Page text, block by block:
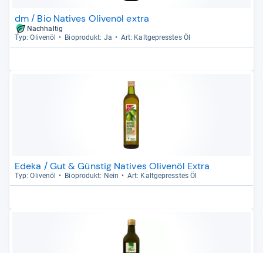
dm / Bio Natives Olivenöl extra
Nachhaltig
Typ: Oli­venöl
Bio­pro­dukt: Ja Art: Kalt­ge­press­tes Öl
Edeka / Gut & Günstig Natives Olivenöl Extra
Typ: Oli­venöl Bio­pro­dukt: Nein Art: Kalt­ge­press­tes Öl